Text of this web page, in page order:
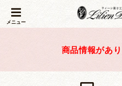
メニュー
商品情報があり